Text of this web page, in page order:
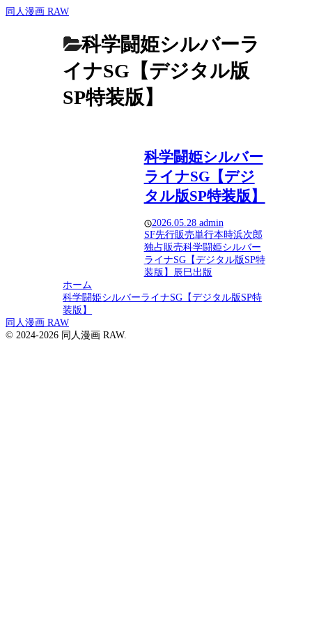
同人漫画 RAW
科学闘姫シルバーラ
イナSG【デジタル版
SP特装版】
科学闘姫シルバー
ライナSG【デジ
タル版SP特装版】
2026.05.28 admin
SF先行販売単行本時浜次郎
独占販売科学闘姫シルバー
ライナSG【デジタル版SP特
装版】 辰巳出版
ホーム
科学闘姫シルバーライナSG【デジタル版SP特
装版】
同人漫画 RAW
© 2024-2026 同人漫画 RAW.